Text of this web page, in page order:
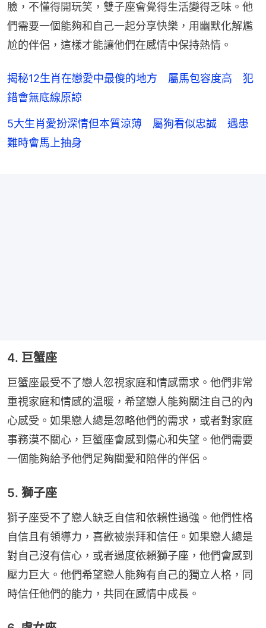
臉，不懂得開玩笑，雙子座會覺得生活變得乏味。他
們需要一個能夠和自己一起分享快樂，用幽默化解尷
尬的伴侶，這樣才能讓他們在感情中保持熱情。
揭秘12生肖在戀愛中最傻的地方 屬馬包容度高 犯
錯會無底線原諒
5大生肖愛扮深情但本質涼薄 屬狗看似忠誠 遇患
難時會馬上抽身
4. 巨蟹座
巨蟹座最受不了戀人忽視家庭和情感需求。他們非常
重視家庭和情感的温暖，希望戀人能夠關注自己的內
心感受。如果戀人總是忽略他們的需求，或者對家庭
事務漠不關心，巨蟹座會感到傷心和失望。他們需要
一個能夠給予他們足夠關愛和陪伴的伴侶。
5. 獅子座
獅子座受不了戀人缺乏自信和依賴性過強。他們性格
自信且有領導力，喜歡被崇拜和信任。如果戀人總是
對自己沒有信心，或者過度依賴獅子座，他們會感到
壓力巨大。他們希望戀人能夠有自己的獨立人格，同
時信任他們的能力，共同在感情中成長。